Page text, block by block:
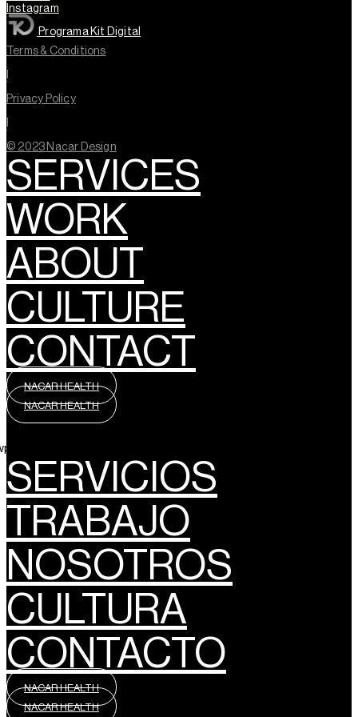
Instagram
Programa Kit Digital
Terms & Conditions
Privacy Policy
© 2023 Nacar Design
SERVICES
WORK
ABOUT
CULTURE
CONTACT
NACAR HEALTH
NACAR HEALTH
SERVICIOS
TRABAJO
NOSOTROS
CULTURA
CONTACTO
NACAR HEALTH
NACAR HEALTH